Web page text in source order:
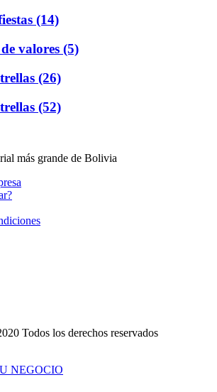
(14)
valores (5)
(26)
(52)
más grande de Bolivia
Todos los derechos reservados
NEGOCIO